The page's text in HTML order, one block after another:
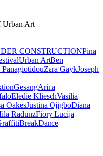
Urban Art
CONSTRUCTIONPina
Urban ArtBen
Zara GaykJoseph
GesangArina
Eledie KlieschVasilia
OakesJustina OjigboDiana
RadunzFiory Lucija
BreakDance